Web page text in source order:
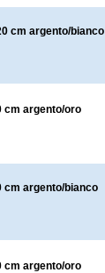
cm argento/bianco
cm argento/oro
cm argento/bianco
cm argento/oro